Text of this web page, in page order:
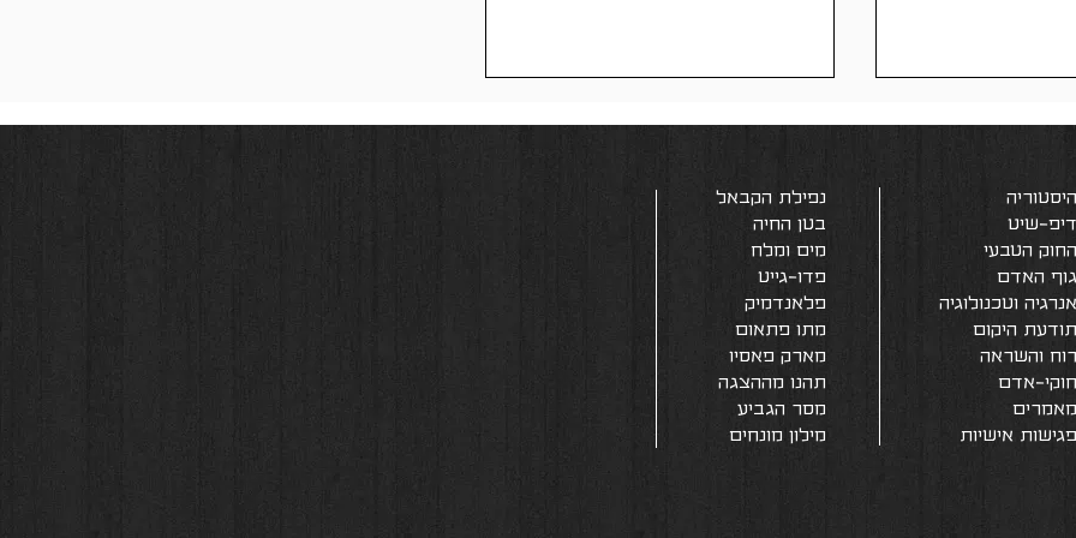
כימיים
פלואוריד במים לא נועד
לשיניכם
נפילת הקבאל
בטן החיה
מים ומלח
פדו-גייט
פלאנדמיק
מתו פתאום
מארק פאסיו
תהנו מההצגה
מסר הגביע
מילון מונחים
היסטוריה
דיפ-שיט
החוק הטבעי
גוף האדם
אנרגיה וטכנולוגיה
תודעת היקום
רוח והשראה
חוקי-אדם
מאמרים
פגישות אישיות